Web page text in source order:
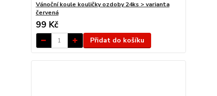
Vánoční koule kouličky ozdoby 24ks > varianta
červená
99 Kč
Přidat do košíku